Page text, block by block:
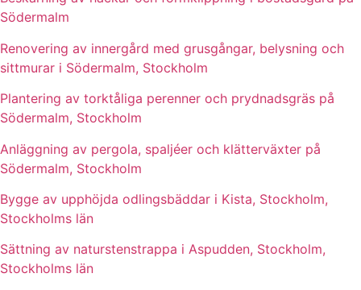
Södermalm
Renovering av innergård med grusgångar, belysning och
sittmurar i Södermalm, Stockholm
Plantering av torktåliga perenner och prydnadsgräs på
Södermalm, Stockholm
Anläggning av pergola, spaljéer och klätterväxter på
Södermalm, Stockholm
Bygge av upphöjda odlingsbäddar i Kista, Stockholm,
Stockholms län
Sättning av naturstenstrappa i Aspudden, Stockholm,
Stockholms län